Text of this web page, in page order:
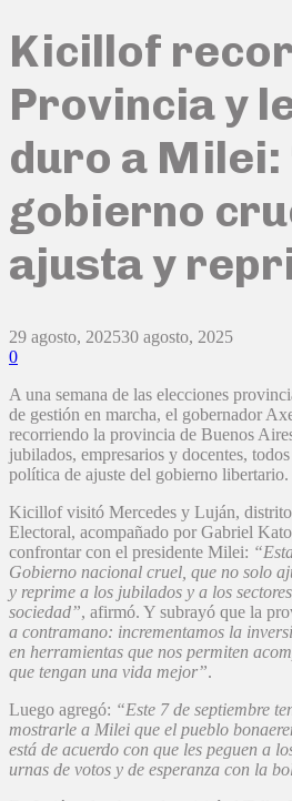
Kicillof
Provincia y
duro a Milei:
gobierno
ajusta y
29 agosto, 202530 agosto, 2025
0
A una semana de las elecciones
de gestión en marcha, el gobernador
recorriendo la provincia de Buenos
jubilados, empresarios y docentes,
política de ajuste del gobierno libertario.
Kicillof visitó Mercedes y Luján,
Electoral, acompañado por Gabriel
confrontar con el presidente Milei:
Gobierno nacional cruel, que no solo
y reprime a los jubilados y a los
sociedad”, afirmó. Y subrayó que la
a contramano: incrementamos la
en herramientas que nos permiten
que tengan una vida mejor”.
Luego agregó: “Este 7 de septiembre
mostrarle a Milei que el pueblo
está de acuerdo con que les peguen a
urnas de votos y de esperanza con la